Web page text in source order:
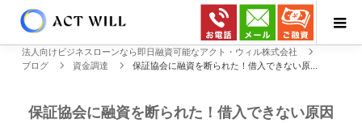
法人向けビジネスローンなら即日融資可能なアクト・ウィル株式会社
ブログ
資金調達 保証協会に融資を断られた！借入できない原...
保証協会に融資を断られた！借入できない原因